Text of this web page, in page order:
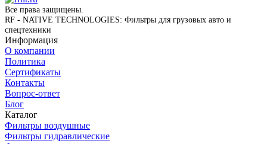
Все права защищены.
RF - NATIVE TECHNOLOGIES: Фильтры для грузовых авто и
спецтехники
Информация
О компании
Политика
Сертификаты
Контакты
Вопрос-ответ
Блог
Каталог
Фильтры воздушные
Фильтры гидравлические